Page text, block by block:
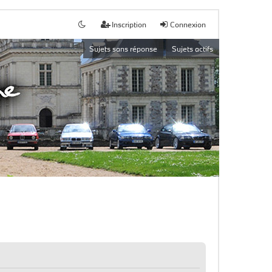
Connexion
Inscription
Sujets sans réponse Sujets actifs